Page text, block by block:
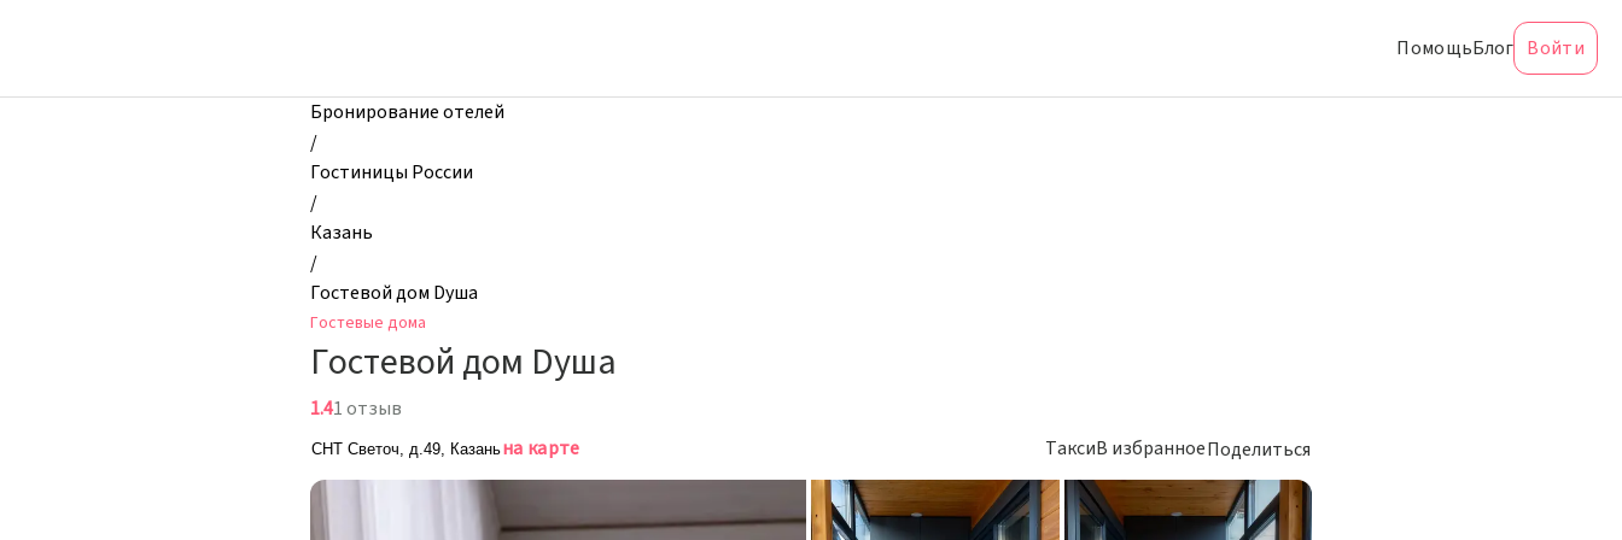
дома,
ПомощьБлог Войти
Бронирование отелей
/
Гостиницы России
/
Казань
/
Гостевой дом Dуша
Гостевые дома
Гостевой дом Dуша
1.41 отзыв
СНТ Светоч, д.49, Казаньна карте ТаксиВ избранноеПоделиться